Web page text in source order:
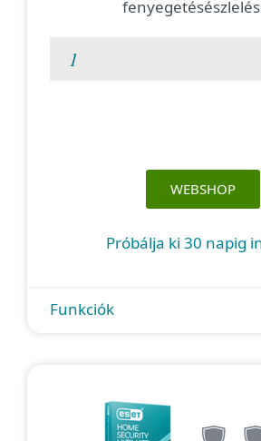
WEBSHOP
Próbálja ki 30 napig
Funkciók